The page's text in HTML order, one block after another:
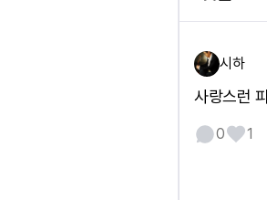
시하
사랑스런
0 1